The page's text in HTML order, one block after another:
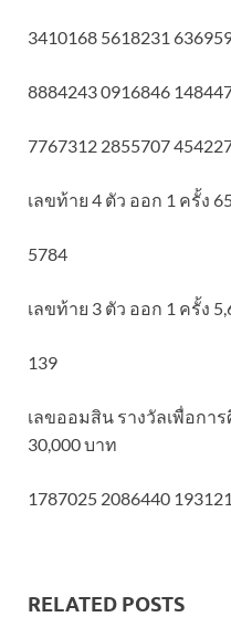
3410168 5618231
8884243 0916846
7767312 2855707
เลขท้าย 4 ตัว ออก 1 ครั้ง
5784
เลขท้าย 3 ตัว ออก 1 ครั้ง
139
เลขออมสิน รางวัลเพื่อกา
30,000 บาท
1787025 2086440
RELATED POSTS